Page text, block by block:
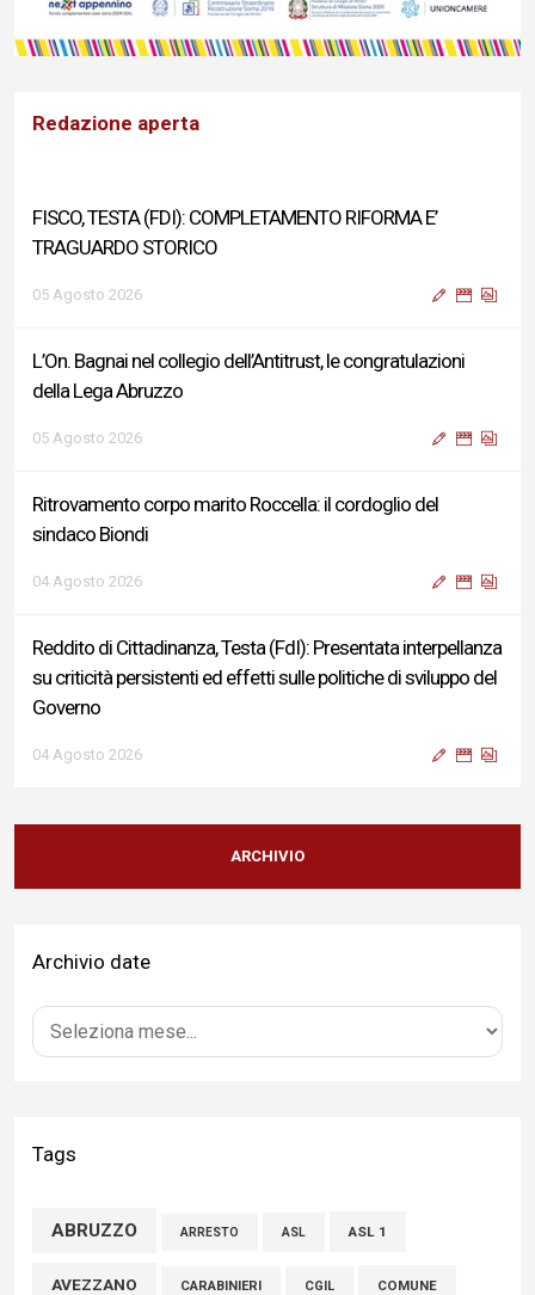
Redazione aperta
FISCO, TESTA (FDI): COMPLETAMENTO RIFORMA E’
TRAGUARDO STORICO
05 Agosto 2026
L’On. Bagnai nel collegio dell’Antitrust, le congratulazioni
della Lega Abruzzo
05 Agosto 2026
Ritrovamento corpo marito Roccella: il cordoglio del
sindaco Biondi
04 Agosto 2026
Reddito di Cittadinanza, Testa (FdI): Presentata interpellanza
su criticità persistenti ed effetti sulle politiche di sviluppo del
Governo
04 Agosto 2026
Sigismondi, Liris e Testa: “Profondo cordoglio e vicinanza al
Ministro Roccella e alla sua famiglia”
Terminal bus "Lorenzo Natali": modifiche temporanee alla
04 Agosto 2026
della comunità»
Marcinelle, Verrecchia (FdI): "Un minuto di raccoglimento in
ARCHIVIO
Archivio date
Tags
ABRUZZO ARRESTO ASL ASL 1
AVEZZANO CARABINIERI CGIL COMUNE